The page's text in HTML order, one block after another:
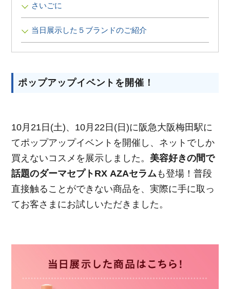
さいごに
当日展示した５ブランドのご紹介
ポップアップイベントを開催！
10月21日(土)、10月22日(日)に阪急大阪梅田駅に
てポップアップイベントを開催し、ネットでしか
買えないコスメを展示しました。 美容好きの間で
話題のダーマセプトRX AZAセラムも登場！普段
直接触ることができない商品を、実際に手に取っ
てお客さまにお試しいただきました。